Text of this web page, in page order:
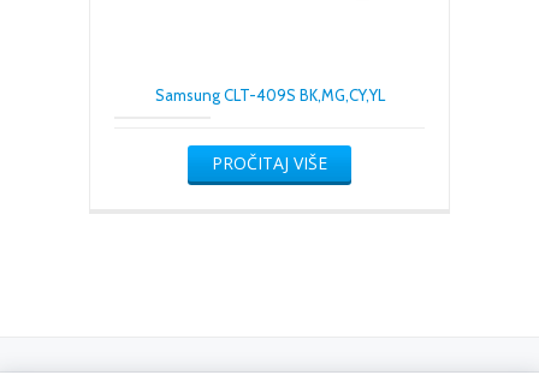
Samsung CLT-409S BK,MG,CY,YL
PROČITAJ VIŠE